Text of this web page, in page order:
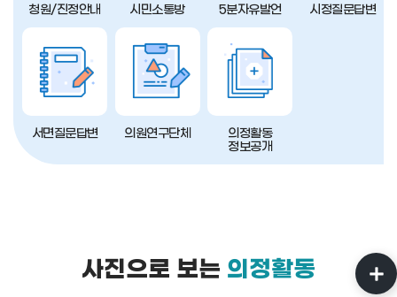
청원/진정안내 시민소통방 5분자유발언 시정질문답변
서면질문답변 의원연구단체
의정활동
정보공개
사진으로 보는 의정활동